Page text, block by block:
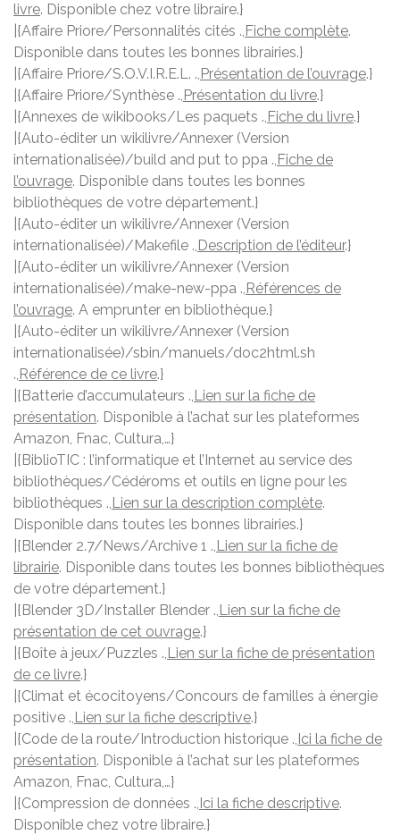
livre. Disponible chez votre libraire.}
|{Affaire Priore/Personnalités cités ., Fiche complète.
Disponible dans toutes les bonnes librairies.}
|{Affaire Priore/S.O.V.I.R.E.L. ., Présentation de l’ouvrage.}
|{Affaire Priore/Synthèse ., Présentation du livre.}
|{Annexes de wikibooks/Les paquets ., Fiche du livre.}
|{Auto-éditer un wikilivre/Annexer (Version
internationalisée)/build and put to ppa ., Fiche de
l’ouvrage. Disponible dans toutes les bonnes
bibliothèques de votre département.}
|{Auto-éditer un wikilivre/Annexer (Version
internationalisée)/Makefile ., Description de l’éditeur.}
|{Auto-éditer un wikilivre/Annexer (Version
internationalisée)/make-new-ppa ., Références de
l’ouvrage. A emprunter en bibliothèque.}
|{Auto-éditer un wikilivre/Annexer (Version
internationalisée)/sbin/manuels/doc2html.sh
., Référence de ce livre.}
|{Batterie d’accumulateurs ., Lien sur la fiche de
présentation. Disponible à l’achat sur les plateformes
Amazon, Fnac, Cultura,…}
|{BiblioTIC : l’informatique et l’Internet au service des
bibliothèques/Cédéroms et outils en ligne pour les
bibliothèques ., Lien sur la description complète.
Disponible dans toutes les bonnes librairies.}
|{Blender 2.7/News/Archive 1 ., Lien sur la fiche de
librairie. Disponible dans toutes les bonnes bibliothèques
de votre département.}
|{Blender 3D/Installer Blender ., Lien sur la fiche de
présentation de cet ouvrage.}
|{Boîte à jeux/Puzzles ., Lien sur la fiche de présentation
de ce livre.}
|{Climat et écocitoyens/Concours de familles à énergie
positive ., Lien sur la fiche descriptive.}
|{Code de la route/Introduction historique ., Ici la fiche de
présentation. Disponible à l’achat sur les plateformes
Amazon, Fnac, Cultura,…}
|{Compression de données ., Ici la fiche descriptive.
Disponible chez votre libraire.}